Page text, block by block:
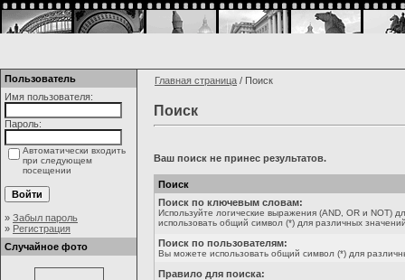
Пользователь
Имя пользователя:
Пароль:
Автоматически входить
при следующем
посещении
» Забыл пароль
» Регистрация
Случайное фото
Главная страница / Поиск
Поиск
Ваш поиск не принес результатов.
Поиск
Поиск по ключевым словам:
Используйте логические выражения (AND, OR и NOT)
использовать общий символ (*) для различных
Поиск по пользователям:
Вы можете использовать общий символ (*) для
Правило для поиска: